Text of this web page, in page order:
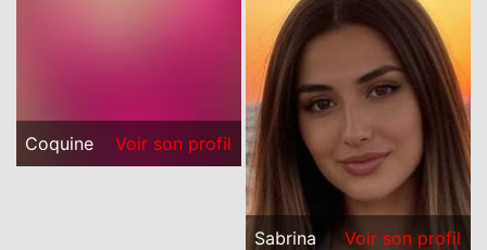
Coquine Voir son profil
Sabrina Voir son profil